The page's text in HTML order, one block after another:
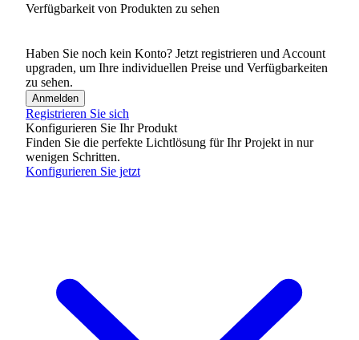
Verfügbarkeit von Produkten zu sehen
Haben Sie noch kein Konto? Jetzt registrieren und Account
upgraden, um Ihre individuellen Preise und Verfügbarkeiten
zu sehen.
Anmelden
Registrieren Sie sich
Konfigurieren Sie Ihr Produkt
Finden Sie die perfekte Lichtlösung für Ihr Projekt in nur
wenigen Schritten.
Konfigurieren Sie jetzt